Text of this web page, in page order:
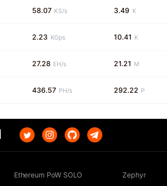
58.07 KS/s 3.49 K
2.23 KGps 10.41 K
27.28 EH/s 21.21 M
436.57 PH/s 292.22 P
Ethereum PoW SOLO
Zephyr